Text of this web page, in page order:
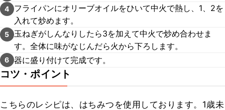
4
フライパンにオリーブオイルをひいて中火で熱し、1、2を
入れて炒めます。
5
玉ねぎがしんなりしたら3を加えて中火で炒め合わせま
す。全体に味がなじんだら火から下ろします。
6 器に盛り付けて完成です。
コツ・ポイント
こちらのレシピは、はちみつを使用しております。1歳未